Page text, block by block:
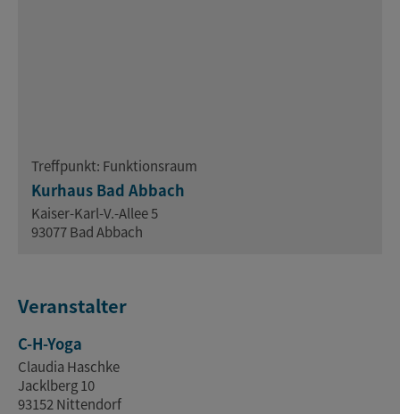
Treffpunkt: Funktionsraum
Kurhaus Bad Abbach
Kaiser-Karl-V.-Allee 5
93077 Bad Abbach
Veranstalter
C-H-Yoga
Claudia Haschke
Jacklberg 10
93152 Nittendorf